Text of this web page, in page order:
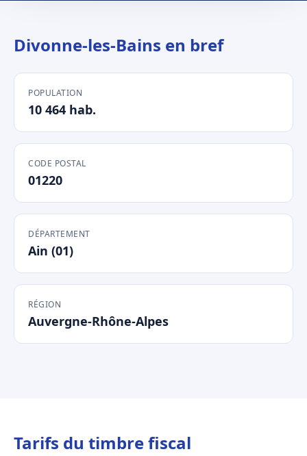
Divonne-les-Bains en bref
POPULATION
10 464 hab.
CODE POSTAL
01220
DÉPARTEMENT
Ain (01)
RÉGION
Auvergne-Rhône-Alpes
Tarifs du timbre fiscal